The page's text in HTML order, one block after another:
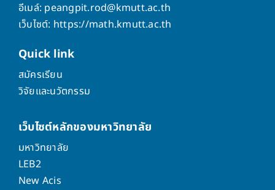
อีเมล์: peangpit.rod@kmutt.ac.th
เว็บไซต์: https://math.kmutt.ac.th
Quick link
สมัครเรียน
วิจัยและนวัตกรรม
เว็บไซต์หลักของมหาวิทยาลัย
มหาวิทยาลัย
LEB2
New Acis